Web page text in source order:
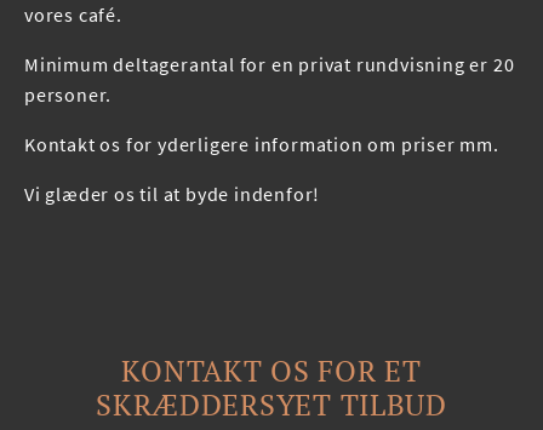
vores café.
Minimum deltagerantal for en privat rundvisning er 20
personer.
Kontakt os for yderligere information om priser mm.
Vi glæder os til at byde indenfor!
KONTAKT OS FOR ET
SKRÆDDERSYET TILBUD